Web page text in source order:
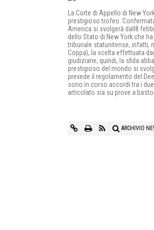
La Corte di Appello di New
prestigioso trofeo.
America si svolgerà dall8
dello Stato di New York che
tribunale statunitense, infatti,
Coppa), la scelta effettuata
giudiziarie, quindi, la sfida
prestigioso del mondo si
prevede il regolamento del
sono in corso accordi tra i
articolato sia su prove a
ARCHIVIO